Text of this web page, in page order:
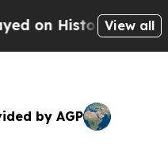
Michigan Win:
View all
by AGP